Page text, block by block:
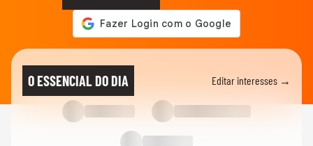
O ESSENCIAL DO DIA Editar interesses →